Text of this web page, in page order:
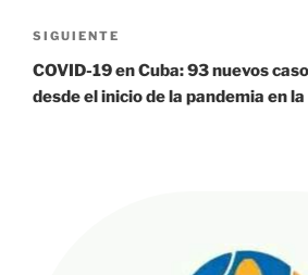
Siguiente
entrada
SIGUIENTE
COVID-19 en Cuba: 93 nuevos
desde el inicio de la pandemia en la